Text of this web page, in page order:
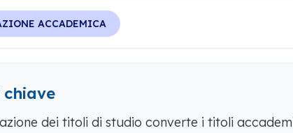
ACCADEMICA
chiave
dei titoli di studio converte i titoli